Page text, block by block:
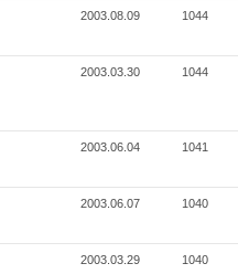
2003.08.09 1044
2003.03.30 1044
2003.06.04 1041
2003.06.07 1040
2003.03.29 1040